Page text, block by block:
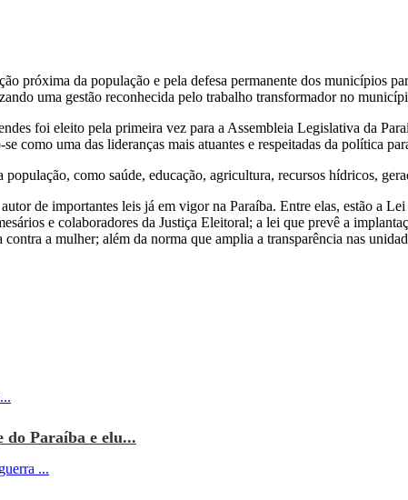
próxima da população e pela defesa permanente dos municípios
uma gestão reconhecida pelo trabalho transformador no
foi eleito pela primeira vez para a Assembleia Legislativa da
como uma das lideranças mais atuantes e respeitadas da política
como saúde, educação, agricultura, recursos hídricos,
de importantes leis já em vigor na Paraíba. Entre elas, estão a
e colaboradores da Justiça Eleitoral; a lei que prevê a
a mulher; além da norma que amplia a transparência nas
do Paraíba e elu...